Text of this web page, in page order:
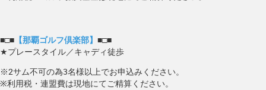
■□■ 【那覇ゴルフ倶楽部】 ■□■
★プレースタイル／キャディ徒歩
※2サム不可の為3名様以上でお申込みください。
※利用税・連盟費は現地にてご精算ください。